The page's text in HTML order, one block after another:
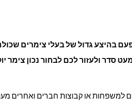
בהיצע גדול של בעלי צימרים
סדר ולעזור לכם לבחור נכון צימר
למשפחות או קבוצות חברים ואחרים